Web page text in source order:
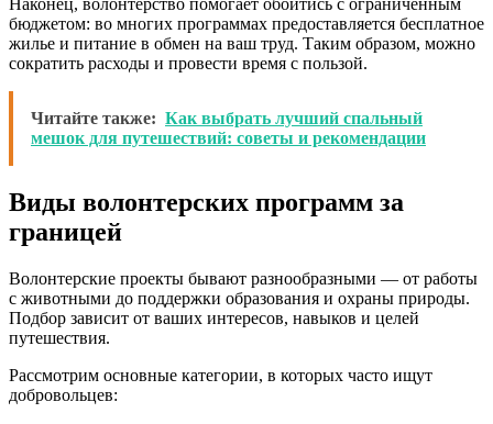
Наконец, волонтерство помогает обойтись с ограниченным
бюджетом: во многих программах предоставляется бесплатное
жилье и питание в обмен на ваш труд. Таким образом, можно
сократить расходы и провести время с пользой.
Читайте также: Как выбрать лучший спальный
мешок для путешествий: советы и рекомендации
Виды волонтерских программ за
границей
Волонтерские проекты бывают разнообразными — от работы
с животными до поддержки образования и охраны природы.
Подбор зависит от ваших интересов, навыков и целей
путешествия.
Рассмотрим основные категории, в которых часто ищут
добровольцев: